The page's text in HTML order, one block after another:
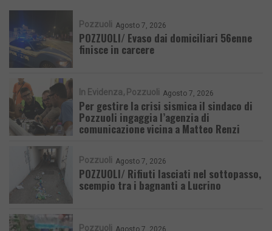
Pozzuoli Agosto 7, 2026
POZZUOLI/ Evaso dai domiciliari 56enne
finisce in carcere
In Evidenza Pozzuoli Agosto 7, 2026
Per gestire la crisi sismica il sindaco di
Pozzuoli ingaggia l’agenzia di
comunicazione vicina a Matteo Renzi
Pozzuoli Agosto 7, 2026
POZZUOLI/ Rifiuti lasciati nel sottopasso,
scempio tra i bagnanti a Lucrino
Pozzuoli